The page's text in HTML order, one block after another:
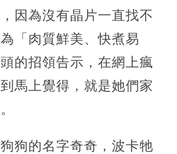
因為沒有晶片一直找不
「肉質鮮美、快煮易
的招領告示，在網上瘋
馬上覺得，就是她們家
狗的名字奇奇，波卡牠